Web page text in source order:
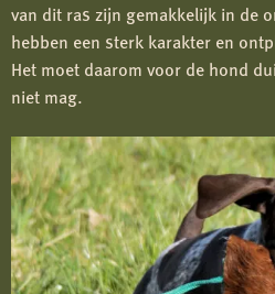
van dit ras zijn gemakkelijk in de
hebben een sterk karakter en
Het moet daarom voor de hond
niet mag.